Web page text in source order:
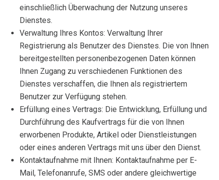
einschließlich Überwachung der Nutzung unseres
Dienstes.
Verwaltung Ihres Kontos: Verwaltung Ihrer
Registrierung als Benutzer des Dienstes. Die von Ihnen
bereitgestellten personenbezogenen Daten können
Ihnen Zugang zu verschiedenen Funktionen des
Dienstes verschaffen, die Ihnen als registriertem
Benutzer zur Verfügung stehen.
Erfüllung eines Vertrags: Die Entwicklung, Erfüllung und
Durchführung des Kaufvertrags für die von Ihnen
erworbenen Produkte, Artikel oder Dienstleistungen
oder eines anderen Vertrags mit uns über den Dienst.
Kontaktaufnahme mit Ihnen: Kontaktaufnahme per E-
Mail, Telefonanrufe, SMS oder andere gleichwertige